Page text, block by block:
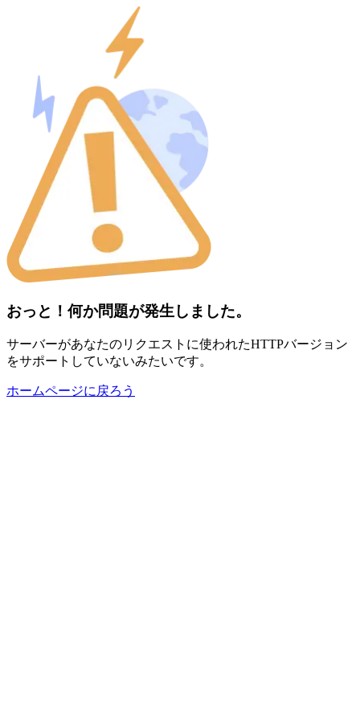
おっと！何か問題が発生しました。
サーバーがあなたのリクエストに使われたHTTPバージョン
をサポートしていないみたいです。
ホームページに戻ろう